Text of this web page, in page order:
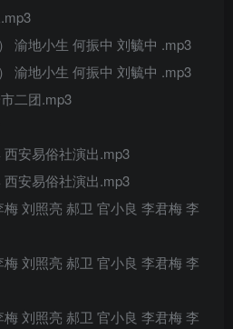
渝地小生 何振中 刘毓中 .mp3
渝地小生 何振中 刘毓中 .mp3
二团.mp3
安易俗社演出.mp3
安易俗社演出.mp3
刘照亮 郝卫 官小良 李君梅 李
刘照亮 郝卫 官小良 李君梅 李
刘照亮 郝卫 官小良 李君梅 李